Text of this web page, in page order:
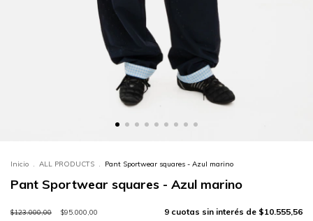
Inicio . ALL PRODUCTS . Pant Sportwear squares - Azul marino
Pant Sportwear squares - Azul marino
$123.000,00 $95.000,00 9 cuotas sin interés de $10.555,56